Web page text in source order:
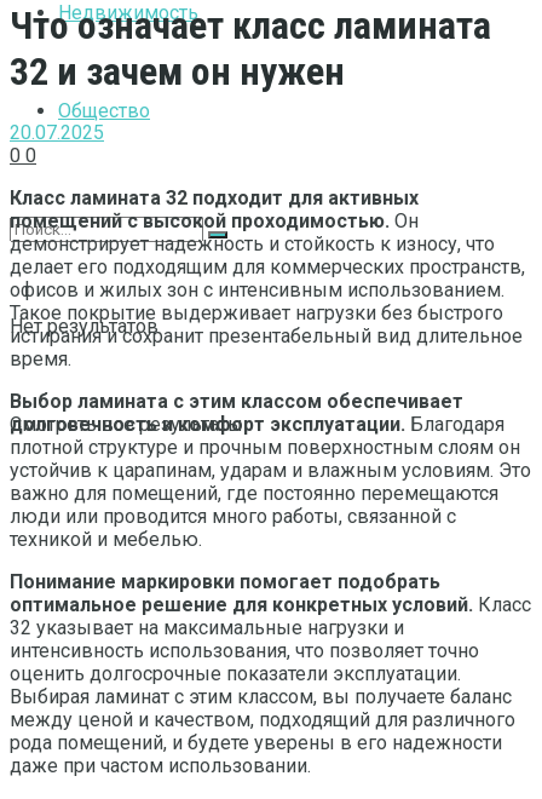
Недвижимость
Общество
Нет результатов
Смотреть все результаты
Что означает класс ламината
32 и зачем он нужен
20.07.2025
0 0
Класс ламината 32 подходит для активных
помещений с высокой проходимостью. Он
демонстрирует надежность и стойкость к износу, что
делает его подходящим для коммерческих пространств,
офисов и жилых зон с интенсивным использованием.
Такое покрытие выдерживает нагрузки без быстрого
истирания и сохранит презентабельный вид длительное
время.
Выбор ламината с этим классом обеспечивает
долговечность и комфорт эксплуатации. Благодаря
плотной структуре и прочным поверхностным слоям он
устойчив к царапинам, ударам и влажным условиям. Это
важно для помещений, где постоянно перемещаются
люди или проводится много работы, связанной с
техникой и мебелью.
Понимание маркировки помогает подобрать
оптимальное решение для конкретных условий. Класс
32 указывает на максимальные нагрузки и
интенсивность использования, что позволяет точно
оценить долгосрочные показатели эксплуатации.
Выбирая ламинат с этим классом, вы получаете баланс
между ценой и качеством, подходящий для различного
рода помещений, и будете уверены в его надежности
даже при частом использовании.